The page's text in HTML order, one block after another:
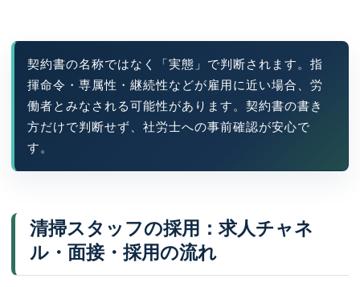
契約書の名称ではなく「実態」で判断されます。指
揮命令・専属性・継続性などが雇用に近い場合、労
働者とみなされる可能性があります。契約書の書き
方だけで判断せず、社労士への事前確認が安心で
す。
清掃スタッフの採用：求人チャネ
ル・面接・採用の流れ